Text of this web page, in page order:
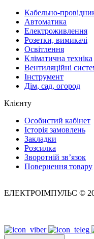
Кабельно-
Автоматика
Електроживлення
Розетки, вимикачі
Освітлення
Кліматична техніка
Вентиляційні
Інструмент
Дім, сад, огород
Клієнту
Особистий кабінет
Історія замовлень
Закладки
Розсилка
Зворотній зв’язок
Повернення товару
ЕЛЕКТРОІМПУЛЬС ©